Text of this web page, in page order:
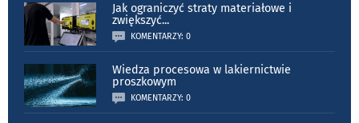
Jak ograniczyć straty materiałowe i
zwiększyć...
KOMENTARZY: 0
Wiedza procesowa w lakiernictwie
proszkowym
KOMENTARZY: 0